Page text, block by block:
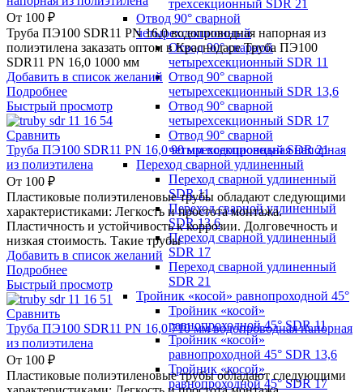
трехсекционный SDR 21
Отвод 90° сварной
четырехсекционный
Отвод 90° сварной
четырехсекционный SDR 11
Отвод 90° сварной
четырехсекционный SDR 13,6
Отвод 90° сварной
четырехсекционный SDR 17
Отвод 90° сварной
четырехсекционный SDR 21
Переход сварной удлиненный
Переход сварной удлиненный
SDR 11
Переход сварной удлиненный
SDR 13,6
Переход сварной удлиненный
SDR 17
Переход сварной удлиненный
SDR 21
Тройник «косой» равнопроходной 45°
Тройник «косой»
равнопроходной 45° SDR 11
Тройник «косой»
равнопроходной 45° SDR 13,6
Тройник «косой»
равнопроходной 45° SDR 17
От 100 ₽
Труба ПЭ100 SDR11 PN 16,0 водопроводная напорная из
полиэтилена заказать оптом в Краснодаре Труба ПЭ100
SDR11 PN 16,0 1000 мм
Добавить в список желаний
Подробнее
Быстрый просмотр
Сравнить
Труба ПЭ100 SDR11 PN 16,0 90 мм водопроводная напорная
из полиэтилена
От 100 ₽
Пластиковые полиэтиленовые трубы обладают следующими
характеристиками: Легкость и простота монтажа.
Пластичность и устойчивость к коррозии. Долговечность и
низкая стоимость. Такие трубы
Добавить в список желаний
Подробнее
Быстрый просмотр
Сравнить
Труба ПЭ100 SDR11 PN 16,0 710 мм водопроводная напорная
из полиэтилена
От 100 ₽
Пластиковые полиэтиленовые трубы обладают следующими